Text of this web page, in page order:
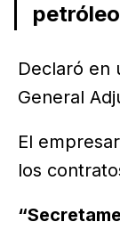
Declaró en
General
El
los